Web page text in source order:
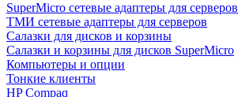
SuperMicro сетевые адаптеры для серверов
ТМИ сетевые адаптеры для серверов
Салазки для дисков и корзины
Салазки и корзины для дисков SuperMicro
Компьютеры и опции
Тонкие клиенты
HP Compaq